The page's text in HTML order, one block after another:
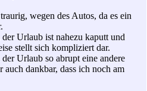
wegen des Autos, da es ein
Urlaub ist nahezu kaputt und
stellt sich kompliziert dar.
Urlaub so abrupt eine andere
auch dankbar, dass ich noch am